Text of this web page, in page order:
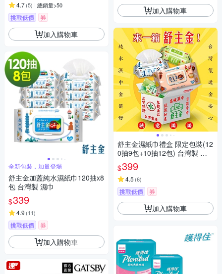
4.7(5) 總銷量>50
挑戰低價 券
加入購物車
全新包裝，加量登場
舒主金加蓋純水濕紙巾120抽x8
包 台灣製 濕巾
$339
4.9 (11)
挑戰低價 券
加入購物車
加入購物車
舒主金濕紙巾禮盒 限定包裝(12
0抽9包+10抽12包) 台灣製 加
蓋純水濕巾
$399
4.5 (6)
挑戰低價 券
加入購物車